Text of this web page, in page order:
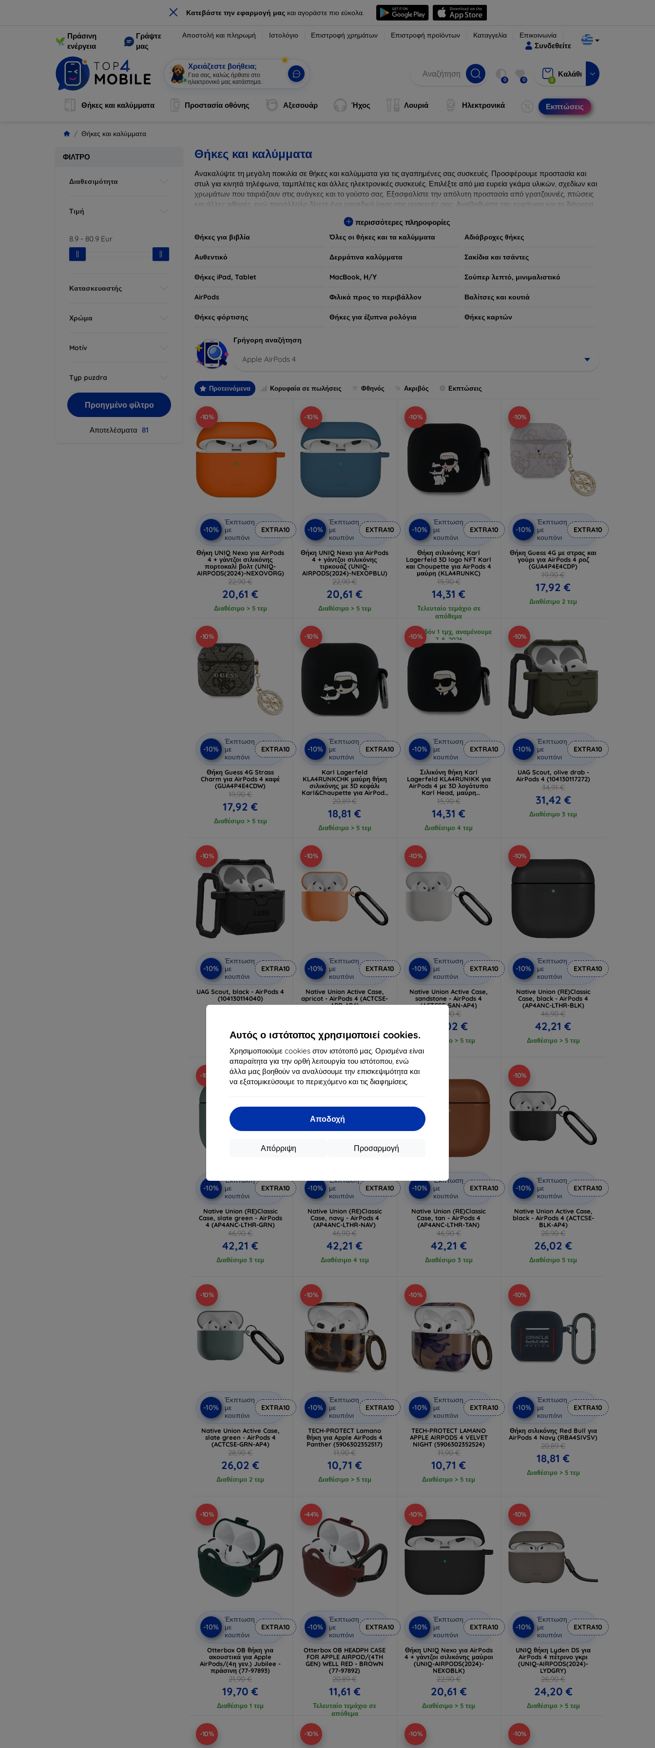
× Κατεβάστε την εφαρμογή μαςκαι αγοράστε πιο εύκολα.
Αυτός ο ιστότοπος χρησιμοποιεί cookies.
Χρησιμοποιούμε cookies στον ιστότοπό μας. Ορισμένα είναι
απαραίτητα για την ορθή λειτουργία του ιστότοπου, ενώ
άλλα μας βοηθούν να αναλύσουμε την επισκεψιμότητα και
να εξατομικεύσουμε το περιεχόμενο και τις διαφημίσεις.
Αποδοχή
Προσαρμογή
Απόρριψη
Πράσινη
ενέργεια
Γράψτε
μας
Αποστολή και πληρωμή Ιστολόγιο Επιστροφή χρημάτων Επιστροφή προϊόντων Καταγγελία Επικοινωνία
Συνδεθείτε
Χρειάζεστε βοήθεια;
Γεια σας, καλώς ήρθατε στο
ηλεκτρονικό μας κατάστημα.
0 0 0
Καλάθι
Θήκες και καλύμματα Προστασία οθόνης Αξεσουάρ Ήχος Λουριά Ηλεκτρονικά Εκπτώσεις
Θήκες και καλύμματα
ΦΊΛΤΡΟ
Διαθεσιμότητα
Τιμή
8.9 - 80.9 Eur
Κατασκευαστής
Χρώμα
Motív
Typ puzdra
Προηγμένο φίλτρο
Αποτελέσματα 81
Θήκες και καλύμματα
Ανακαλύψτε τη μεγάλη ποικιλία σε θήκες και καλύμματα για τις αγαπημένες σας συσκευές. Προσφέρουμε προστασία και
στυλ για κινητά τηλέφωνα, ταμπλέτες και άλλες ηλεκτρονικές συσκευές. Επιλέξτε από μια ευρεία γκάμα υλικών, σχεδίων και
χρωμάτων που ταιριάζουν στις ανάγκες και το γούστο σας. Εξασφαλίστε την απόλυτη προστασία από γρατζουνιές, πτώσεις
και άλλες φθορές, ενώ παράλληλα δίνετε ένα μοναδικό ύφος στις συσκευές σας. Αναβαθμίστε την εμφάνιση και τη διάρκεια
περισσότερες πληροφορίες
Θήκες για βιβλία Όλες οι θήκες και τα καλύμματα Αδιάβροχες θήκες
Αυθεντικό Δερμάτινα καλύμματα Σακίδια και τσάντες
Θήκες iPad, Tablet MacBook, Η/Υ Σούπερ λεπτό, μινιμαλιστικό
AirPods Φιλικά προς το περιβάλλον Βαλίτσες και κουτιά
Θήκες φόρτισης Θήκες για έξυπνα ρολόγια Θήκες καρτών
Γρήγορη αναζήτηση
Apple AirPods 4
Προτεινόμενα Κορυφαία σε πωλήσεις Φθηνός Ακριβός Εκπτώσεις
-10%
-10%
Έκπτωση
με
κουπόνι
EXTRA10
Θήκη UNIQ Nexo για AirPods
4 + γάντζοι σιλικόνης
πορτοκαλί βολτ (UNIQ-
AIRPODS(2024)-NEXOVORG)
22,90 €
20,61 €
Διαθέσιμο > 5 τεμ
-10%
-10%
Έκπτωση
με
κουπόνι
EXTRA10
Θήκη UNIQ Nexo για AirPods
4 + γάντζοι σιλικόνης
τιρκουάζ (UNIQ-
AIRPODS(2024)-NEXOPBLU)
22,90 €
20,61 €
Διαθέσιμο > 5 τεμ
-10%
-10%
Έκπτωση
με
κουπόνι
EXTRA10
Θήκη σιλικόνης Karl
Lagerfeld 3D logo NFT Karl
και Choupette για AirPods 4
μαύρη (KLA4RUNKC)
15,90 €
14,31 €
Τελευταίο τεμάχιο σε
απόθεμα
καθ’ οδόν 1 τμχ, αναμένουμε
7. 8. 2026
-10%
-10%
Έκπτωση
με
κουπόνι
EXTRA10
Θήκη Guess 4G με στρας και
γούρι για AirPods 4 ροζ
(GUA4P4E4CDP)
19,90 €
17,92 €
Διαθέσιμο 2 τεμ
-10%
-10%
Έκπτωση
με
κουπόνι
EXTRA10
Θήκη Guess 4G Strass
Charm για AirPods 4 καφέ
(GUA4P4E4CDW)
19,90 €
17,92 €
Διαθέσιμο > 5 τεμ
-10%
-10%
Έκπτωση
με
κουπόνι
EXTRA10
Karl Lagerfeld
KLA4RUNKCHK μαύρη θήκη
σιλικόνης με 3D κεφάλι
Karl&Chaupette για AirPods
4
20,89 €
18,81 €
Διαθέσιμο > 5 τεμ
-10%
-10%
Έκπτωση
με
κουπόνι
EXTRA10
Σιλικόνη θήκη Karl
Lagerfeld KLA4RUNIKK για
AirPods 4 με 3D λογότυπο
Karl Head, μαύρη
(KLA4RUNIKK)
15,90 €
14,31 €
Διαθέσιμο 4 τεμ
-10%
-10%
Έκπτωση
με
κουπόνι
EXTRA10
UAG Scout, olive drab -
AirPods 4 (104130117272)
34,91 €
31,42 €
Διαθέσιμο 3 τεμ
-10%
-10%
Έκπτωση
με
κουπόνι
EXTRA10
UAG Scout, black - AirPods 4
(104130114040)
34,91 €
Διαθέσιμο > 5 τεμ
-10%
-10%
Έκπτωση
με
κουπόνι
EXTRA10
Native Union Active Case,
apricot - AirPods 4 (ACTCSE-
APR-AP4)
Διαθέσιμο 4 τεμ
-10%
-10%
Έκπτωση
με
κουπόνι
EXTRA10
Native Union Active Case,
sandstone - AirPods 4
(ACTCSE-SAN-AP4)
28,90 €
26,02 €
Διαθέσιμο > 5 τεμ
-10%
-10%
Έκπτωση
με
κουπόνι
EXTRA10
Native Union (RE)Classic
Case, black - AirPods 4
(AP4ANC-LTHR-BLK)
46,90 €
42,21 €
Διαθέσιμο > 5 τεμ
-10%
-10%
Έκπτωση
με
κουπόνι
EXTRA10
Native Union (RE)Classic
Case, slate green - AirPods
4 (AP4ANC-LTHR-GRN)
46,90 €
42,21 €
Διαθέσιμο 3 τεμ
-10%
-10%
Έκπτωση
με
κουπόνι
EXTRA10
Native Union (RE)Classic
Case, navy - AirPods 4
(AP4ANC-LTHR-NAV)
46,90 €
42,21 €
Διαθέσιμο 4 τεμ
-10%
-10%
Έκπτωση
με
κουπόνι
EXTRA10
Native Union (RE)Classic
Case, tan - AirPods 4
(AP4ANC-LTHR-TAN)
46,90 €
42,21 €
Διαθέσιμο 3 τεμ
-10%
-10%
Έκπτωση
με
κουπόνι
EXTRA10
Native Union Active Case,
black - AirPods 4 (ACTCSE-
BLK-AP4)
28,90 €
26,02 €
Διαθέσιμο 5 τεμ
-10%
-10%
Έκπτωση
με
κουπόνι
EXTRA10
Native Union Active Case,
slate green - AirPods 4
(ACTCSE-GRN-AP4)
28,90 €
26,02 €
Διαθέσιμο 2 τεμ
-10%
-10%
Έκπτωση
με
κουπόνι
EXTRA10
TECH-PROTECT Lamano
θήκη για Apple AirPods 4
Panther (5906302352517)
11,90 €
10,71 €
Διαθέσιμο > 5 τεμ
-10%
-10%
Έκπτωση
με
κουπόνι
EXTRA10
TECH-PROTECT LAMANO
APPLE AIRPODS 4 VELVET
NIGHT (5906302352524)
11,90 €
10,71 €
Διαθέσιμο > 5 τεμ
-10%
-10%
Έκπτωση
με
κουπόνι
EXTRA10
Θήκη σιλικόνης Red Bull για
AirPods 4 Navy (RBA4SIVSV)
20,89 €
18,81 €
Διαθέσιμο > 5 τεμ
-10%
-10%
Έκπτωση
με
κουπόνι
EXTRA10
Otterbox OB θήκη για
ακουστικά για Apple
AirPods/(4η γεν.) Jubilee -
πράσινη (77-97893)
21,90 €
19,70 €
Διαθέσιμο 1 τεμ
-44%
-10%
Έκπτωση
με
κουπόνι
EXTRA10
Otterbox OB HEADPH CASE
FOR APPLE AIRPOD/(4TH
GEN) WELL RED - BROWN
(77-97892)
20,89 €
11,61 €
Τελευταίο τεμάχιο σε
απόθεμα
-10%
-10%
Έκπτωση
με
κουπόνι
EXTRA10
Θήκη UNIQ Nexo για AirPods
4 + γάντζοι σιλικόνης μαύροι
(UNIQ-AIRPODS(2024)-
NEXOBLK)
22,90 €
20,61 €
Διαθέσιμο > 5 τεμ
-10%
-10%
Έκπτωση
με
κουπόνι
EXTRA10
UNIQ θήκη Lyden DS για
AirPods 4 πέτρινο γκρι
(UNIQ-AIRPODS(2024)-
LYDGRY)
26,90 €
24,20 €
Διαθέσιμο > 5 τεμ
-10% -10% -10% -10%